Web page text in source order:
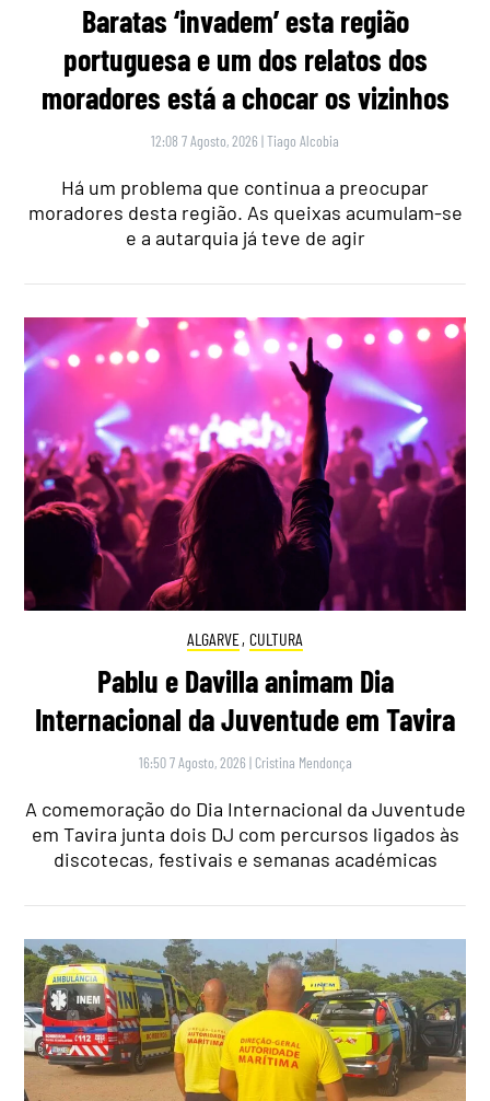
Baratas ‘invadem’ esta região
portuguesa e um dos relatos dos
moradores está a chocar os vizinhos
12:08 7 Agosto, 2026 |Tiago Alcobia
Há um problema que continua a preocupar
moradores desta região. As queixas acumulam-se
e a autarquia já teve de agir
ALGARVE, CULTURA
Pablu e Davilla animam Dia
Internacional da Juventude em Tavira
16:50 7 Agosto, 2026 | Cristina Mendonça
A comemoração do Dia Internacional da Juventude
em Tavira junta dois DJ com percursos ligados às
discotecas, festivais e semanas académicas